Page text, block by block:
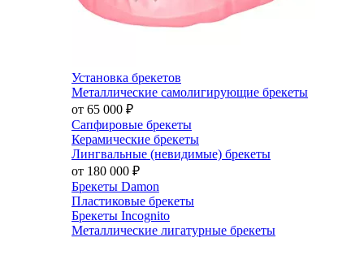
Установка брекетов
Металлические самолигирующие брекеты
от 65 000 ₽
Сапфировые брекеты
Керамические брекеты
Лингвальные (невидимые) брекеты
от 180 000 ₽
Брекеты Damon
Пластиковые брекеты
Брекеты Incognito
Металлические лигатурные брекеты